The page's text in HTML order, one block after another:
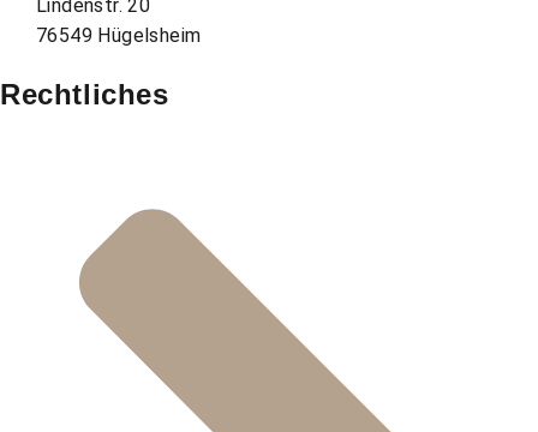
Lindenstr. 20
76549 Hügelsheim
Rechtliches